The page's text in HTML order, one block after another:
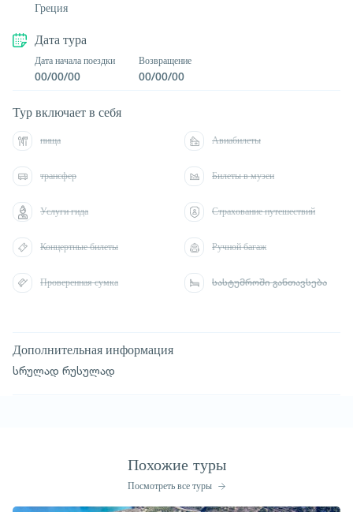
Греция
Дата тура
Дата начала поездки
00/00/00
Возвращение
00/00/00
Дополнительная информация
სრულად რუსულად
Тур включает в себя
пища Авиабилеты
трансфер Билеты в музеи
Услуги гида Страхование путешествий
Концертные билеты Ручной багаж
Проверенная сумка სასტუმროში განთავსება
Похожие туры
Посмотреть все туры